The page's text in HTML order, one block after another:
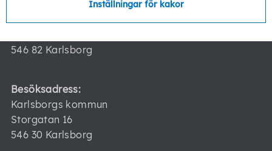
Postadress:
546 82 Karlsborg
Besöksadress:
Karlsborgs kommun
Storgatan 16
546 30 Karlsborg
Inställningar för kakor